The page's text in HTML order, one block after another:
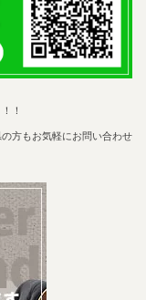
！
方もお気軽にお問い合わせ